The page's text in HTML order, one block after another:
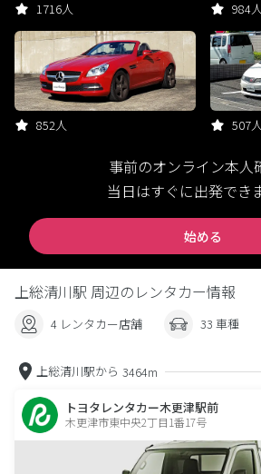
1716人 984人
852人 507人
事前のオンライン本人
当日はすぐに出発でき
始める
上総清川駅 周辺のレンタカー情報
4 レンタカー店舗 33 車種
上総清川駅から 3464m
トヨタレンタカー木更津駅前
木更津市東中央2丁目1番17号